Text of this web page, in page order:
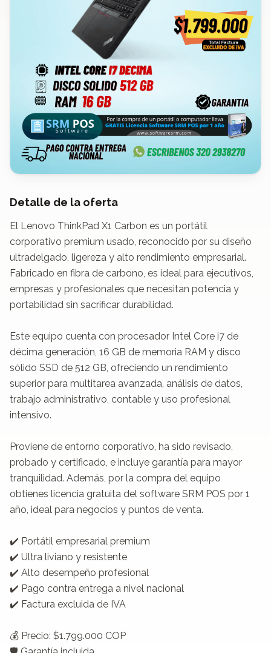
Detalle de la oferta
El Lenovo ThinkPad X1 Carbon es un portátil
corporativo premium usado, reconocido por su diseño
ultradelgado, ligereza y alto rendimiento empresarial.
Fabricado en fibra de carbono, es ideal para ejecutivos,
empresas y profesionales que necesitan potencia y
portabilidad sin sacrificar durabilidad.
Este equipo cuenta con procesador Intel Core i7 de
décima generación, 16 GB de memoria RAM y disco
sólido SSD de 512 GB, ofreciendo un rendimiento
superior para multitarea avanzada, análisis de datos,
trabajo administrativo, contable y uso profesional
intensivo.
Proviene de entorno corporativo, ha sido revisado,
probado y certificado, e incluye garantía para mayor
tranquilidad. Además, por la compra del equipo
obtienes licencia gratuita del software SRM POS por 1
año, ideal para negocios y puntos de venta.
✔️ Portátil empresarial premium
✔️ Ultra liviano y resistente
✔️ Alto desempeño profesional
✔️ Pago contra entrega a nivel nacional
✔️ Factura excluida de IVA
💰 Precio: $1.799.000 COP